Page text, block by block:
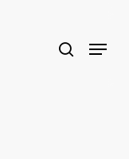
Menu